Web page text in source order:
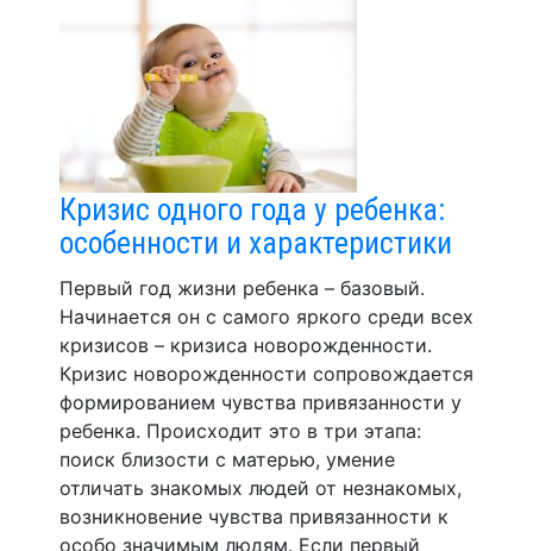
Кризис одного года у ребенка:
особенности и характеристики
Первый год жизни ребенка – базовый.
Начинается он с самого яркого среди всех
кризисов – кризиса новорожденности.
Кризис новорожденности сопровождается
формированием чувства привязанности у
ребенка. Происходит это в три этапа:
поиск близости с матерью, умение
отличать знакомых людей от незнакомых,
возникновение чувства привязанности к
особо значимым людям. Если первый